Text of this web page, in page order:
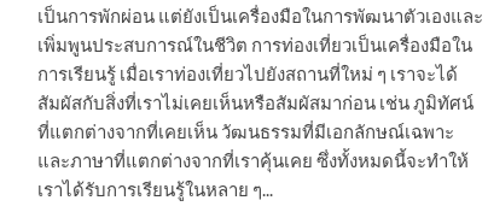
เป็นการพักผ่อน แต่ยังเป็นเครื่องมือในการพัฒนาตัวเองและ
เพิ่มพูนประสบการณ์ในชีวิต การท่องเที่ยวเป็นเครื่องมือใน
การเรียนรู้ เมื่อเราท่องเที่ยวไปยังสถานที่ใหม่ ๆ เราจะได้
สัมผัสกับสิ่งที่เราไม่เคยเห็นหรือสัมผัสมาก่อน เช่น ภูมิทัศน์
ที่แตกต่างจากที่เคยเห็น วัฒนธรรมที่มีเอกลักษณ์เฉพาะ
และภาษาที่แตกต่างจากที่เราคุ้นเคย ซึ่งทั้งหมดนี้จะทำให้
เราได้รับการเรียนรู้ในหลาย ๆ...